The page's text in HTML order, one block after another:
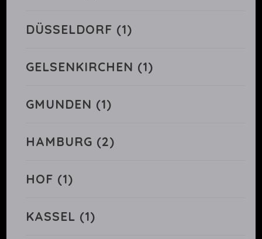
DÜSSELDORF (1)
GELSENKIRCHEN (1)
GMUNDEN (1)
HAMBURG (2)
HOF (1)
KASSEL (1)